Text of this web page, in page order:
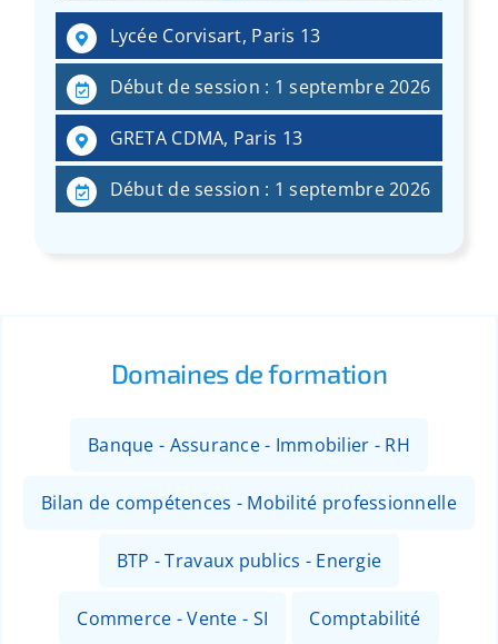
Lycée Corvisart, Paris 13
Début de session : 1 septembre 2026
GRETA CDMA, Paris 13
Début de session : 1 septembre 2026
Domaines de formation
Banque - Assurance - Immobilier - RH
Bilan de compétences - Mobilité professionnelle
BTP - Travaux publics - Energie
Commerce - Vente - SI Comptabilité